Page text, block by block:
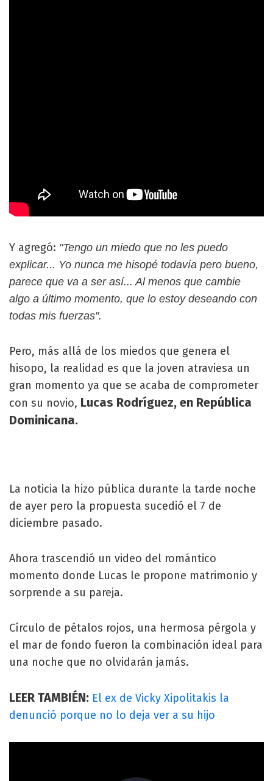
Y agregó: "Tengo un miedo que no les puedo
explicar... Yo nunca me hisopé todavía pero bueno,
parece que va a ser así... Al menos que cambie
algo a último momento, que lo estoy deseando con
todas mis fuerzas".
Pero, más allá de los miedos que genera el
hisopo, la realidad es que la joven atraviesa un
gran momento ya que se acaba de comprometer
con su novio, Lucas Rodríguez, en República
Dominicana.
La noticia la hizo pública durante la tarde noche
de ayer pero la propuesta sucedió el 7 de
diciembre pasado.
Ahora trascendió un video del romántico
momento donde Lucas le propone matrimonio y
sorprende a su pareja.
Círculo de pétalos rojos, una hermosa pérgola y
el mar de fondo fueron la combinación ideal para
una noche que no olvidarán jamás.
LEER TAMBIÉN: El ex de Vicky Xipolitakis la
denunció porque no lo deja ver a su hijo